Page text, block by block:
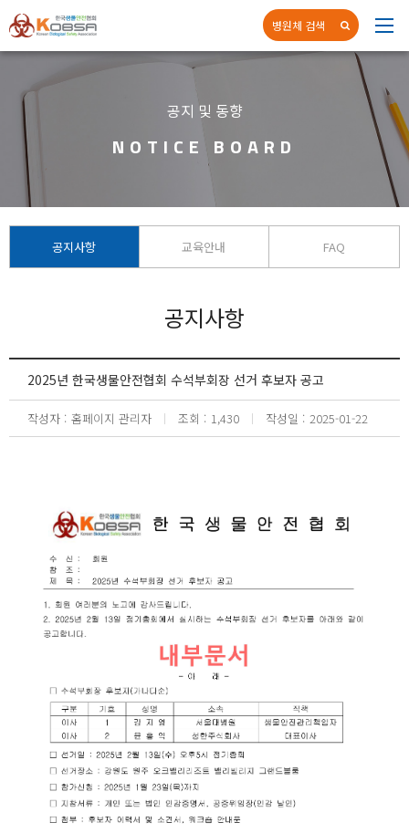
병원체 검색
네
공지 및 동향
NOTICE BOARD
공지사항 교육안내 FAQ
공지사항
2025년 한국생물안전협회 수석부회장 선거 후보자 공고
작성자 홈페이지 관리자 조회 1,430 작성일 2025-01-22